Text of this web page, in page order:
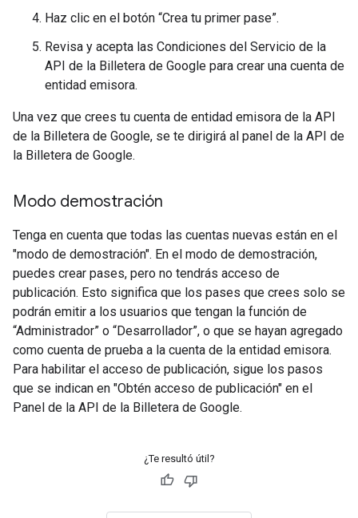
Haz clic en el botón “Crea tu primer pase”.
Revisa y acepta las Condiciones del Servicio de la
API de la Billetera de Google para crear una cuenta de
entidad emisora.
Una vez que crees tu cuenta de entidad emisora de la API
de la Billetera de Google, se te dirigirá al panel de la API de
la Billetera de Google.
Modo demostración
Tenga en cuenta que todas las cuentas nuevas están en el
"modo de demostración". En el modo de demostración,
puedes crear pases, pero no tendrás acceso de
publicación. Esto significa que los pases que crees solo se
podrán emitir a los usuarios que tengan la función de
“Administrador” o “Desarrollador”, o que se hayan agregado
como cuenta de prueba a la cuenta de la entidad emisora.
Para habilitar el acceso de publicación, sigue los pasos
que se indican en "Obtén acceso de publicación" en el
Panel de la API de la Billetera de Google.
¿Te resultó útil?